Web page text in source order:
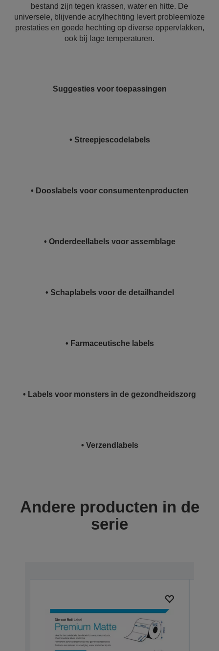
bestand zijn tegen krassen, water en hitte. De
universele, blijvende acrylhechting levert probleemloze
prestaties en goede hechting op diverse oppervlakken,
ook bij lage temperaturen.
Suggesties voor toepassingen
• Streepjescodelabels
• Dooslabels voor consumentenproducten
• Onderdeellabels voor assemblage
• Schaplabels voor de detailhandel
• Farmaceutische labels
• Labels voor monsters in de gezondheidszorg
• Verzendlabels
Andere producten in de
serie